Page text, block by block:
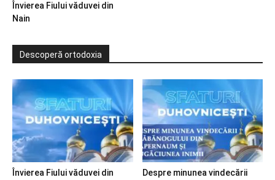
Învierea Fiului văduvei din
Nain
Descoperă ortodoxia
Învierea Fiului văduvei din
Despre minunea vindecării